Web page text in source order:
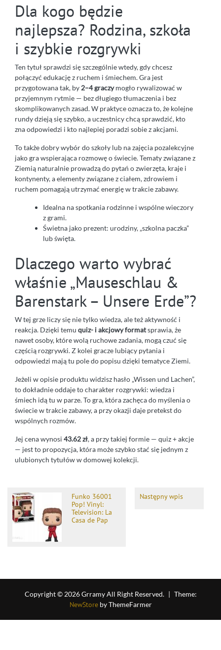
Dla kogo będzie
najlepsza? Rodzina, szkoła
i szybkie rozgrywki
Ten tytuł sprawdzi się szczególnie wtedy, gdy chcesz
połączyć edukację z ruchem i śmiechem. Gra jest
przygotowana tak, by 2–4 graczymogło rywalizować w
przyjemnym rytmie — bez długiego tłumaczenia i bez
skomplikowanych zasad. W praktyce oznacza to, że kolejne
rundy dzieją się szybko, a uczestnicy chcą sprawdzić, kto
zna odpowiedzi i kto najlepiej poradzi sobie z akcjami.
To także dobry wybór do szkoły lub na zajęcia pozalekcyjne
jako gra wspierająca rozmowę o świecie. Tematy związane z
Ziemią naturalnie prowadzą do pytań o zwierzęta, kraje i
kontynenty, a elementy związane z ciałem, zdrowiem i
ruchem pomagają utrzymać energię w trakcie zabawy.
Idealna na spotkania rodzinne i wspólne wieczory
z grami.
Świetna jako prezent: urodziny, „szkolna paczka”
lub święta.
Dlaczego warto wybrać
właśnie „Mauseschlau &
Barenstark – Unsere Erde”?
W tej grze liczy się nie tylko wiedza, ale też aktywność i
reakcja. Dzięki temu quiz- i akcjowy formatsprawia, że
nawet osoby, które wolą ruchowe zadania, mogą czuć się
częścią rozgrywki. Z kolei gracze lubiący pytania i
odpowiedzi mają tu pole do popisu dzięki tematyce Ziemi.
Jeżeli w opisie produktu widzisz hasło „Wissen und Lachen”,
to dokładnie oddaje to charakter rozgrywki: wiedza i
śmiech idą tu w parze. To gra, która zachęca do myślenia o
świecie w trakcie zabawy, a przy okazji daje pretekst do
wspólnych rozmów.
Jej cena wynosi 43.62 zł, a przy takiej formie — quiz + akcje
— jest to propozycja, która może szybko stać się jednym z
ulubionych tytułów w domowej kolekcji.
Funko 36001
Pop! Vinyl:
Television: La
Casa de Pap
Następny wpis
Copyright © 2026 Grramy All Right Reserved. | Theme:
NewStoreby ThemeFarmer